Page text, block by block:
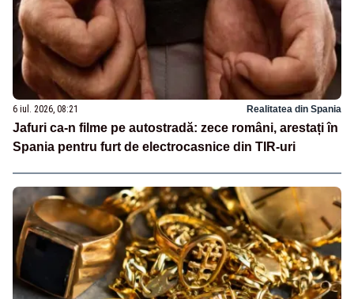
6 iul. 2026, 08:21 Realitatea din Spania
Jafuri ca-n filme pe autostradă: zece români, arestați în
Spania pentru furt de electrocasnice din TIR-uri